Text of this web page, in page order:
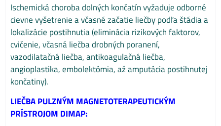
Ischemická choroba dolných končatín vyžaduje odborné
cievne vyšetrenie a včasné začatie liečby podľa štádia a
lokalizácie postihnutia (eliminácia rizikových faktorov,
cvičenie, včasná liečba drobných poranení,
vazodilatačná liečba, antikoagulačná liečba,
angioplastika, embolektómia, až amputácia postihnutej
končatiny).
LIEČBA PULZNÝM MAGNETOTERAPEUTICKÝM
PRÍSTROJOM DIMAP: